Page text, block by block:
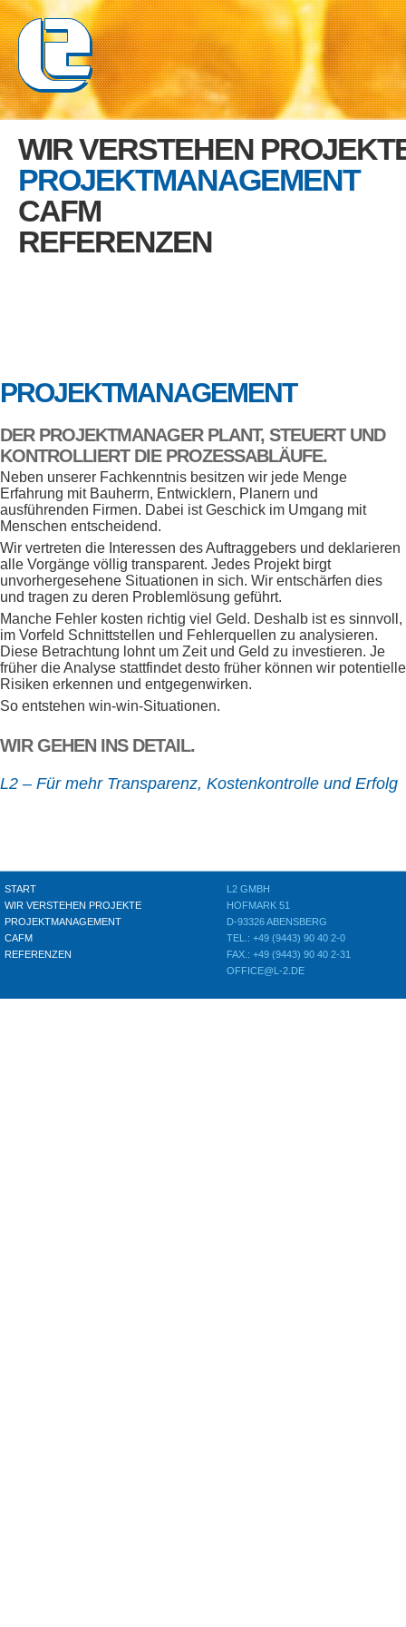
WIR VERSTEHEN
PROJEKTMANAGEMENT
CAFM
REFERENZEN
PROJEKTMANAGEMENT
DER PROJEKTMANAGER PLANT, STEUERT UND
KONTROLLIERT DIE PROZESSABLÄUFE.
Neben unserer Fachkenntnis besitzen wir jede Menge
Erfahrung mit Bauherrn, Entwicklern, Planern und
ausführenden Firmen. Dabei ist Geschick im Umgang mit
Menschen entscheidend.
Wir vertreten die Interessen des Auftraggebers und deklarieren
alle Vorgänge völlig transparent. Jedes Projekt birgt
unvorhergesehene Situationen in sich. Wir entschärfen dies
und tragen zu deren Problemlösung geführt.
Manche Fehler kosten richtig viel Geld. Deshalb ist es sinnvoll,
im Vorfeld Schnittstellen und Fehlerquellen zu analysieren.
Diese Betrachtung lohnt um Zeit und Geld zu investieren. Je
früher die Analyse stattfindet desto früher können wir potentielle
Risiken erkennen und entgegenwirken.
So entstehen win-win-Situationen.
WIR GEHEN INS DETAIL.
L2 – Für mehr Transparenz, Kostenkontrolle und Erfolg
START
WIR VERSTEHEN PROJEKTE
PROJEKTMANAGEMENT
CAFM
REFERENZEN
L2 GMBH
HOFMARK 51
D-93326 ABENSBERG
TEL.: +49 (9443) 90 40 2-0
FAX.: +49 (9443) 90 40 2-31
OFFICE@L-2.DE